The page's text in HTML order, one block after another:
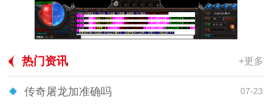
热门资讯 +更多
传奇屠龙加准确吗 07-23